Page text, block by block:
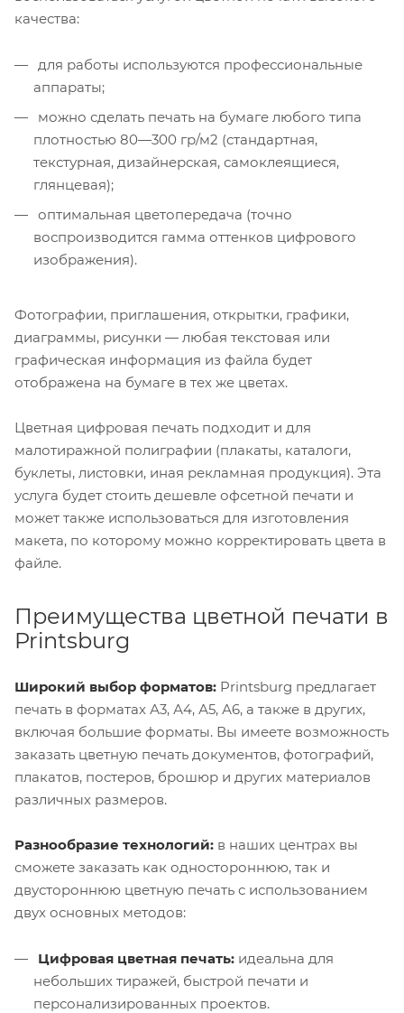
качества:
для работы используются профессиональные
аппараты;
можно сделать печать на бумаге любого типа
плотностью 80—300 гр/м2 (стандартная,
текстурная, дизайнерская, самоклеящиеся,
глянцевая);
оптимальная цветопередача (точно
воспроизводится гамма оттенков цифрового
изображения).
Фотографии, приглашения, открытки, графики,
диаграммы, рисунки — любая текстовая или
графическая информация из файла будет
отображена на бумаге в тех же цветах.
Цветная цифровая печать подходит и для
малотиражной полиграфии (плакаты, каталоги,
буклеты, листовки, иная рекламная продукция). Эта
услуга будет стоить дешевле офсетной печати и
может также использоваться для изготовления
макета, по которому можно корректировать цвета в
файле.
Преимущества цветной печати в
Printsburg
Широкий выбор форматов: Printsburg предлагает
печать в форматах А3, А4, А5, А6, а также в других,
включая большие форматы. Вы имеете возможность
заказать цветную печать документов, фотографий,
плакатов, постеров, брошюр и других материалов
различных размеров.
Разнообразие технологий: в наших центрах вы
сможете заказать как одностороннюю, так и
двустороннюю цветную печать с использованием
двух основных методов:
Цифровая цветная печать: идеальна для
небольших тиражей, быстрой печати и
персонализированных проектов.